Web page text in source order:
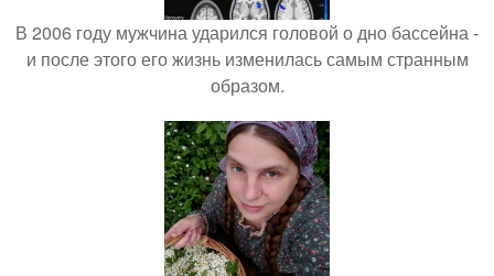
В 2006 году мужчина ударился головой о дно бассейна -
и после этого его жизнь изменилась самым странным
образом.